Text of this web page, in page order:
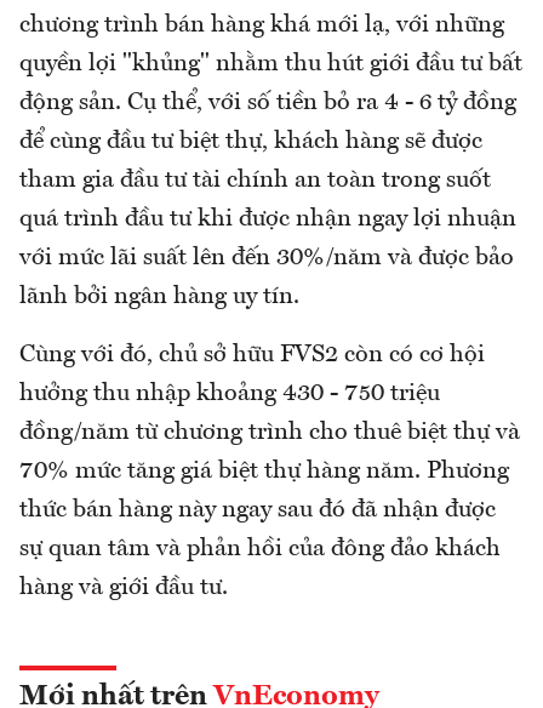
chương trình bán hàng khá mới lạ, với những
quyền lợi "khủng" nhằm thu hút giới đầu tư bất
động sản. Cụ thể, với số tiền bỏ ra 4 - 6 tỷ đồng
để cùng đầu tư biệt thự, khách hàng sẽ được
tham gia đầu tư tài chính an toàn trong suốt
quá trình đầu tư khi được nhận ngay lợi nhuận
với mức lãi suất lên đến 30%/năm và được bảo
lãnh bởi ngân hàng uy tín.
Cùng với đó, chủ sở hữu FVS2 còn có cơ hội
hưởng thu nhập khoảng 430 - 750 triệu
đồng/năm từ chương trình cho thuê biệt thự và
70% mức tăng giá biệt thự hàng năm. Phương
thức bán hàng này ngay sau đó đã nhận được
sự quan tâm và phản hồi của đông đảo khách
hàng và giới đầu tư.
Mới nhất trên VnEconomy